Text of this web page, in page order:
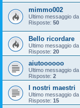
mimmo002
Ultimo messaggio da
Risposte: 50
Bello ricordare
Ultimo messaggio da
Risposte: 20
aiutoooooo
Ultimo messaggio da
Risposte: 2
I nostri maestri
Ultimo messaggio da
Risposte: 15